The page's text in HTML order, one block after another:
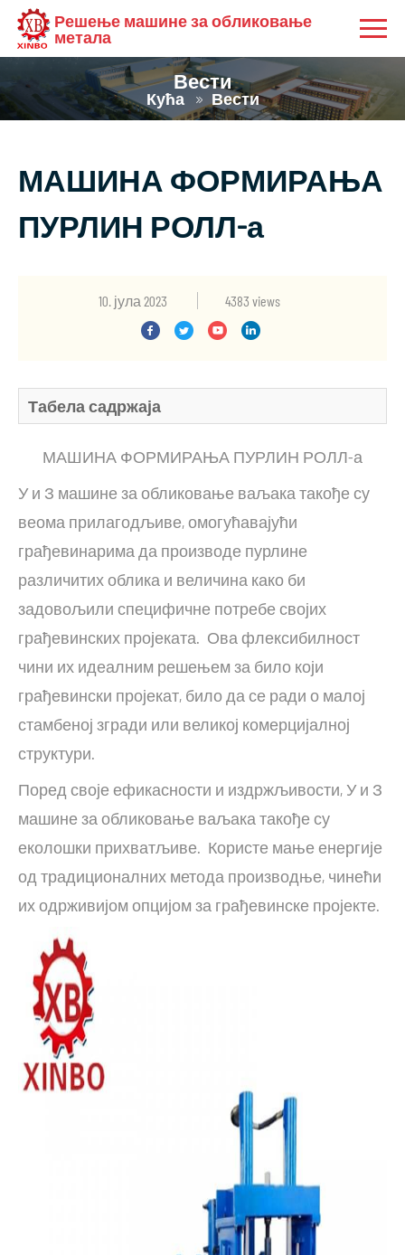
Решење машине за обликовање
метала
Вести
Кућа Вести
МАШИНА ФОРМИРАЊА
ПУРЛИН РОЛЛ-а
10. јула 2023 4383 views
Табела садржаја
МАШИНА ФОРМИРАЊА ПУРЛИН РОЛЛ-а
У и З машине за обликовање ваљака такође су
веома прилагодљиве, омогућавајући
грађевинарима да производе пурлине
различитих облика и величина како би
задовољили специфичне потребе својих
грађевинских пројеката. Ова флексибилност
чини их идеалним решењем за било који
грађевински пројекат, било да се ради о малој
стамбеној згради или великој комерцијалној
структури.
Поред своје ефикасности и издржљивости, У и З
машине за обликовање ваљака такође су
еколошки прихватљиве. Користе мање енергије
од традиционалних метода производње, чинећи
их одрживијом опцијом за грађевинске пројекте.